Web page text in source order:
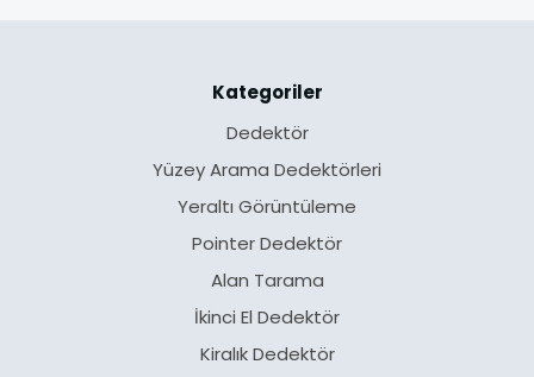
Kategoriler
Dedektör
Yüzey Arama Dedektörleri
Yeraltı Görüntüleme
Pointer Dedektör
Alan Tarama
İkinci El Dedektör
Kiralık Dedektör